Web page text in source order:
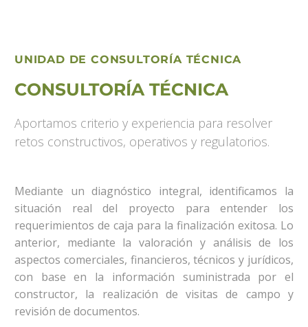
UNIDAD DE CONSULTORÍA TÉCNICA
CONSULTORÍA TÉCNICA
Aportamos criterio y experiencia para resolver
retos constructivos, operativos y regulatorios.
Mediante un diagnóstico integral, identificamos la
situación real del proyecto para entender los
requerimientos de caja para la finalización exitosa. Lo
anterior, mediante la valoración y análisis de los
aspectos comerciales, financieros, técnicos y jurídicos,
con base en la información suministrada por el
constructor, la realización de visitas de campo y
revisión de documentos.